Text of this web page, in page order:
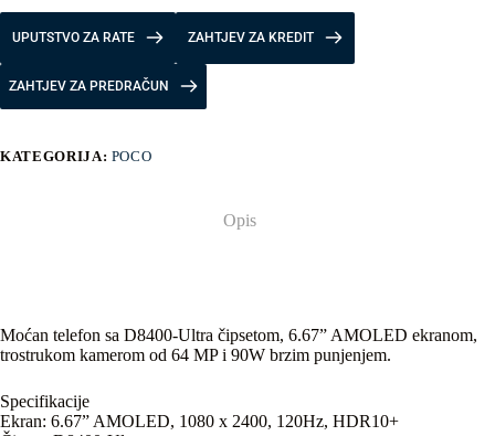
UPUTSTVO ZA RATE ZAHTJEV ZA KREDIT
ZAHTJEV ZA PREDRAČUN
KATEGORIJA: POCO
Opis
Moćan telefon sa D8400-Ultra čipsetom, 6.67” AMOLED ekranom,
trostrukom kamerom od 64 MP i 90W brzim punjenjem.
Specifikacije
Ekran: 6.67” AMOLED, 1080 x 2400, 120Hz, HDR10+